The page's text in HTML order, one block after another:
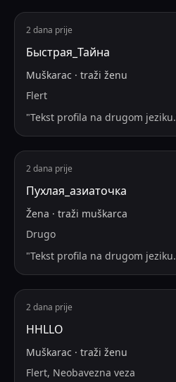
2 dana prije
Быстрая_Тайна
Muškarac · traži ženu
Flert
"Tekst profila na drugom jeziku.
2 dana prije
Пухлая_азиаточка
Žena · traži muškarca
Drugo
"Tekst profila na drugom jeziku.
2 dana prije
HHLLO
Muškarac · traži ženu
Flert, Neobavezna veza